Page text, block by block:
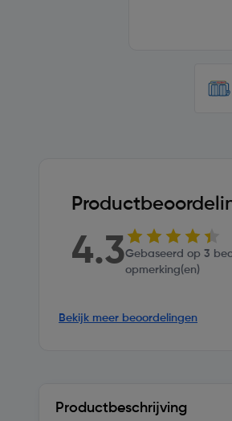
4.3Gebaseerd op 3
opmerking(en)
Bekijk meer beoordelingen
Productbeschrijving